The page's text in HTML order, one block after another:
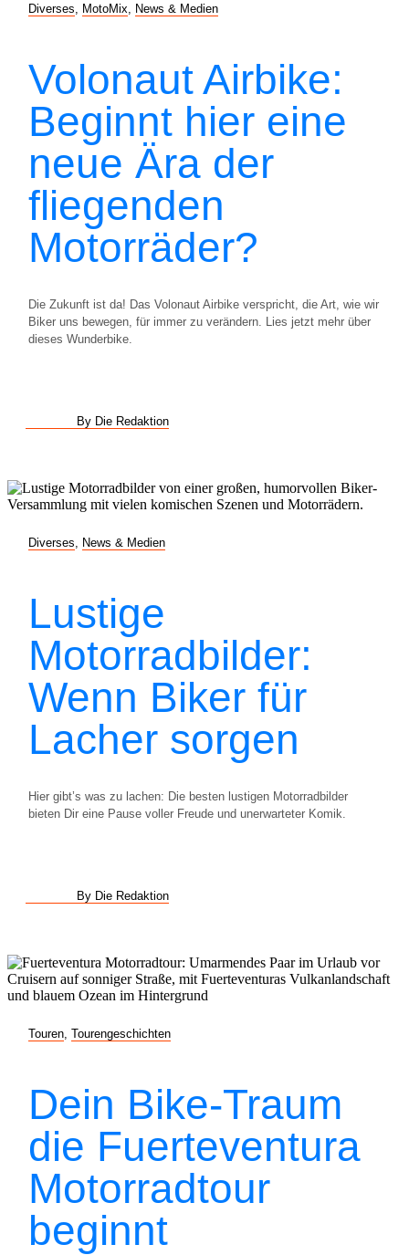
Diverses MotoMix News & Medien
Volonaut Airbike:
Beginnt hier eine
neue Ära der
fliegenden
Motorräder?
Die Zukunft ist da! Das Volonaut Airbike verspricht, die Art, wie wir
Biker uns bewegen, für immer zu verändern. Lies jetzt mehr über
dieses Wunderbike.
By Die Redaktion
Diverses News & Medien
Lustige
Motorradbilder:
Wenn Biker für
Lacher sorgen
Hier gibt’s was zu lachen: Die besten lustigen Motorradbilder
bieten Dir eine Pause voller Freude und unerwarteter Komik.
By Die Redaktion
Touren Tourengeschichten
Dein Bike-Traum
die Fuerteventura
Motorradtour
beginnt